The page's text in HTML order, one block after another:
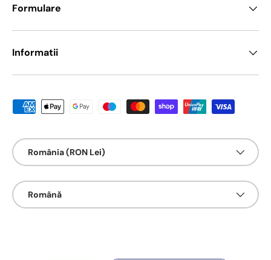
Formulare
Informatii
Metode de platā acceptate
Țarǎ/Regiune
România (RON Lei)
Limbā
Română